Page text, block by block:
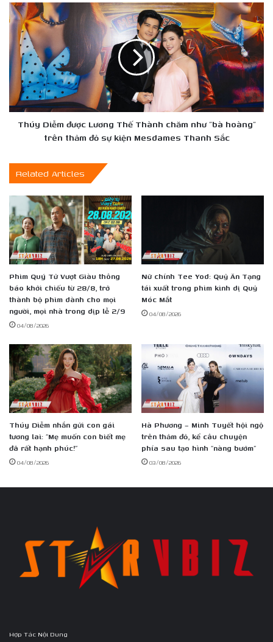
gác
giấc
beauty
queen
Thúy
Diễm
được
Lương
Thế
Thành
chăm
như
"bà
hoàng"
đỏ
kiện
Mesdames
Thanh
Sắc
Thúy Diễm được Lương Thế Thành chăm như "bà hoàng"
trên thảm đỏ sự kiện Mesdames Thanh Sắc
Related Articles
Phim Quý Tử Vượt Giàu thông
báo khởi chiếu từ 28/8, trở
thành bộ phim dành cho mọi
người, mọi nhà trong dịp lễ 2/9
04/08/2026
Nữ chính Tee Yod: Quỷ Ăn Tạng
tái xuất trong phim kinh dị Quỷ
Móc Mắt
04/08/2026
Thúy Diễm nhắn gửi con gái
tương lai: “Mẹ muốn con biết mẹ
đã rất hạnh phúc!”
04/08/2026
Hà Phương – Minh Tuyết hội ngộ
trên thảm đỏ, kể câu chuyện
phía sau tạo hình “nàng bướm”
03/08/2026
Hợp Tác Nội Dung